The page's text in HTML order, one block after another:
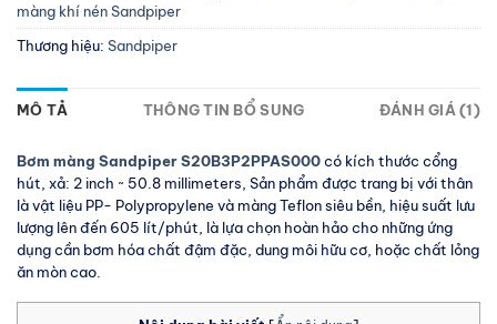
màng khí nén Sandpiper
Thương hiệu: Sandpiper
MÔ TẢ THÔNG TIN BỔ SUNG ĐÁNH GIÁ (1)
Bơm màng Sandpiper S20B3P2PPAS000có kích thước cổng
hút, xả: 2 inch ~ 50.8 millimeters, Sản phẩm được trang bị với thân
là vật liệu PP- Polypropylene và màng Teflon siêu bền, hiệu suất lưu
lượng lên đến 605 lít/phút, là lựa chọn hoàn hảo cho những ứng
dụng cần bơm hóa chất đậm đặc, dung môi hữu cơ, hoặc chất lỏng
ăn mòn cao.